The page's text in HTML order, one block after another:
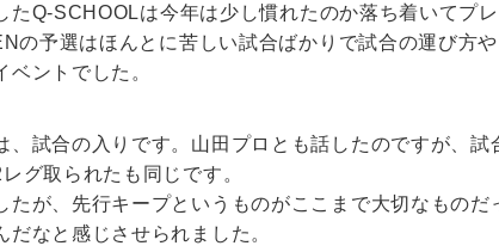
たQ-SCHOOLは今年は少し慣れたのか落ち着いてプ
の予選はほんとに苦しい試合ばかりで試合の運び方
ベントでした。
、試合の入りです。山田プロとも話したのですが、
グ取られたも同じです。
たが、先行キープというものがここまで大切なもの
だなと感じさせられました。